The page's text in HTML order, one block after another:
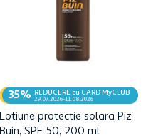
35% REDUCERE cu CARD MyCLUB
29.07.2026-11.08.2026
Lotiune protectie solara Piz
Buin, SPF 50, 200 ml